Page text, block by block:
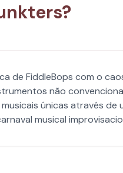
de FiddleBops com o
não
únicas através de
musical